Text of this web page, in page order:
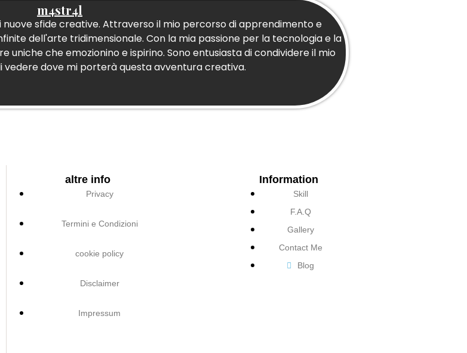
m4str4l
sfide creative. Attraverso il mio percorso di apprendimento e
dell'arte tridimensionale. Con la mia passione per la tecnologia e la
uniche che emozionino e ispirino. Sono entusiasta di condividere il mio
vedere dove mi porterà questa avventura creativa.
altre info
Privacy
Termini e Condizioni
cookie policy
Disclaimer
Impressum
Information
Skill
F.A.Q
Gallery
Contact Me
Blog